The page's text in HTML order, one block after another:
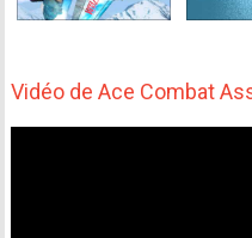
Vidéo de Ace Combat